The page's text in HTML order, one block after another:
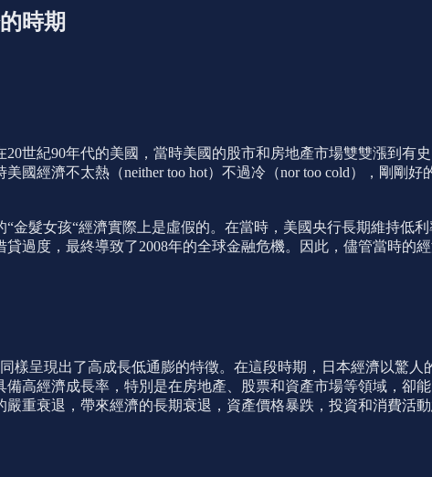
時期
世紀90年代的美國，當時美國的股市和房地產市場雙雙漲到有史
國經濟不太熱（neither too hot）不過冷（nor too cold），剛剛
金髮女孩“經濟實際上是虛假的。在當時，美國央行長期維持低
過度，最終導致了2008年的全球金融危機。因此，儘管當時
樣呈現出了高成長低通膨的特徵。在這段時期，日本經濟以驚
高經濟成長率，特別是在房地產、股票和資產市場等領域，卻
重衰退，帶來經濟的長期衰退，資產價格暴跌，投資和消費